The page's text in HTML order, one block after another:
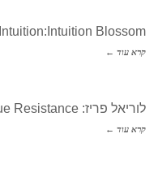
Intuition:Intuition Blossom
קרא עוד ←
לוריאל פריז: Infallible Laque Resistance
קרא עוד ←